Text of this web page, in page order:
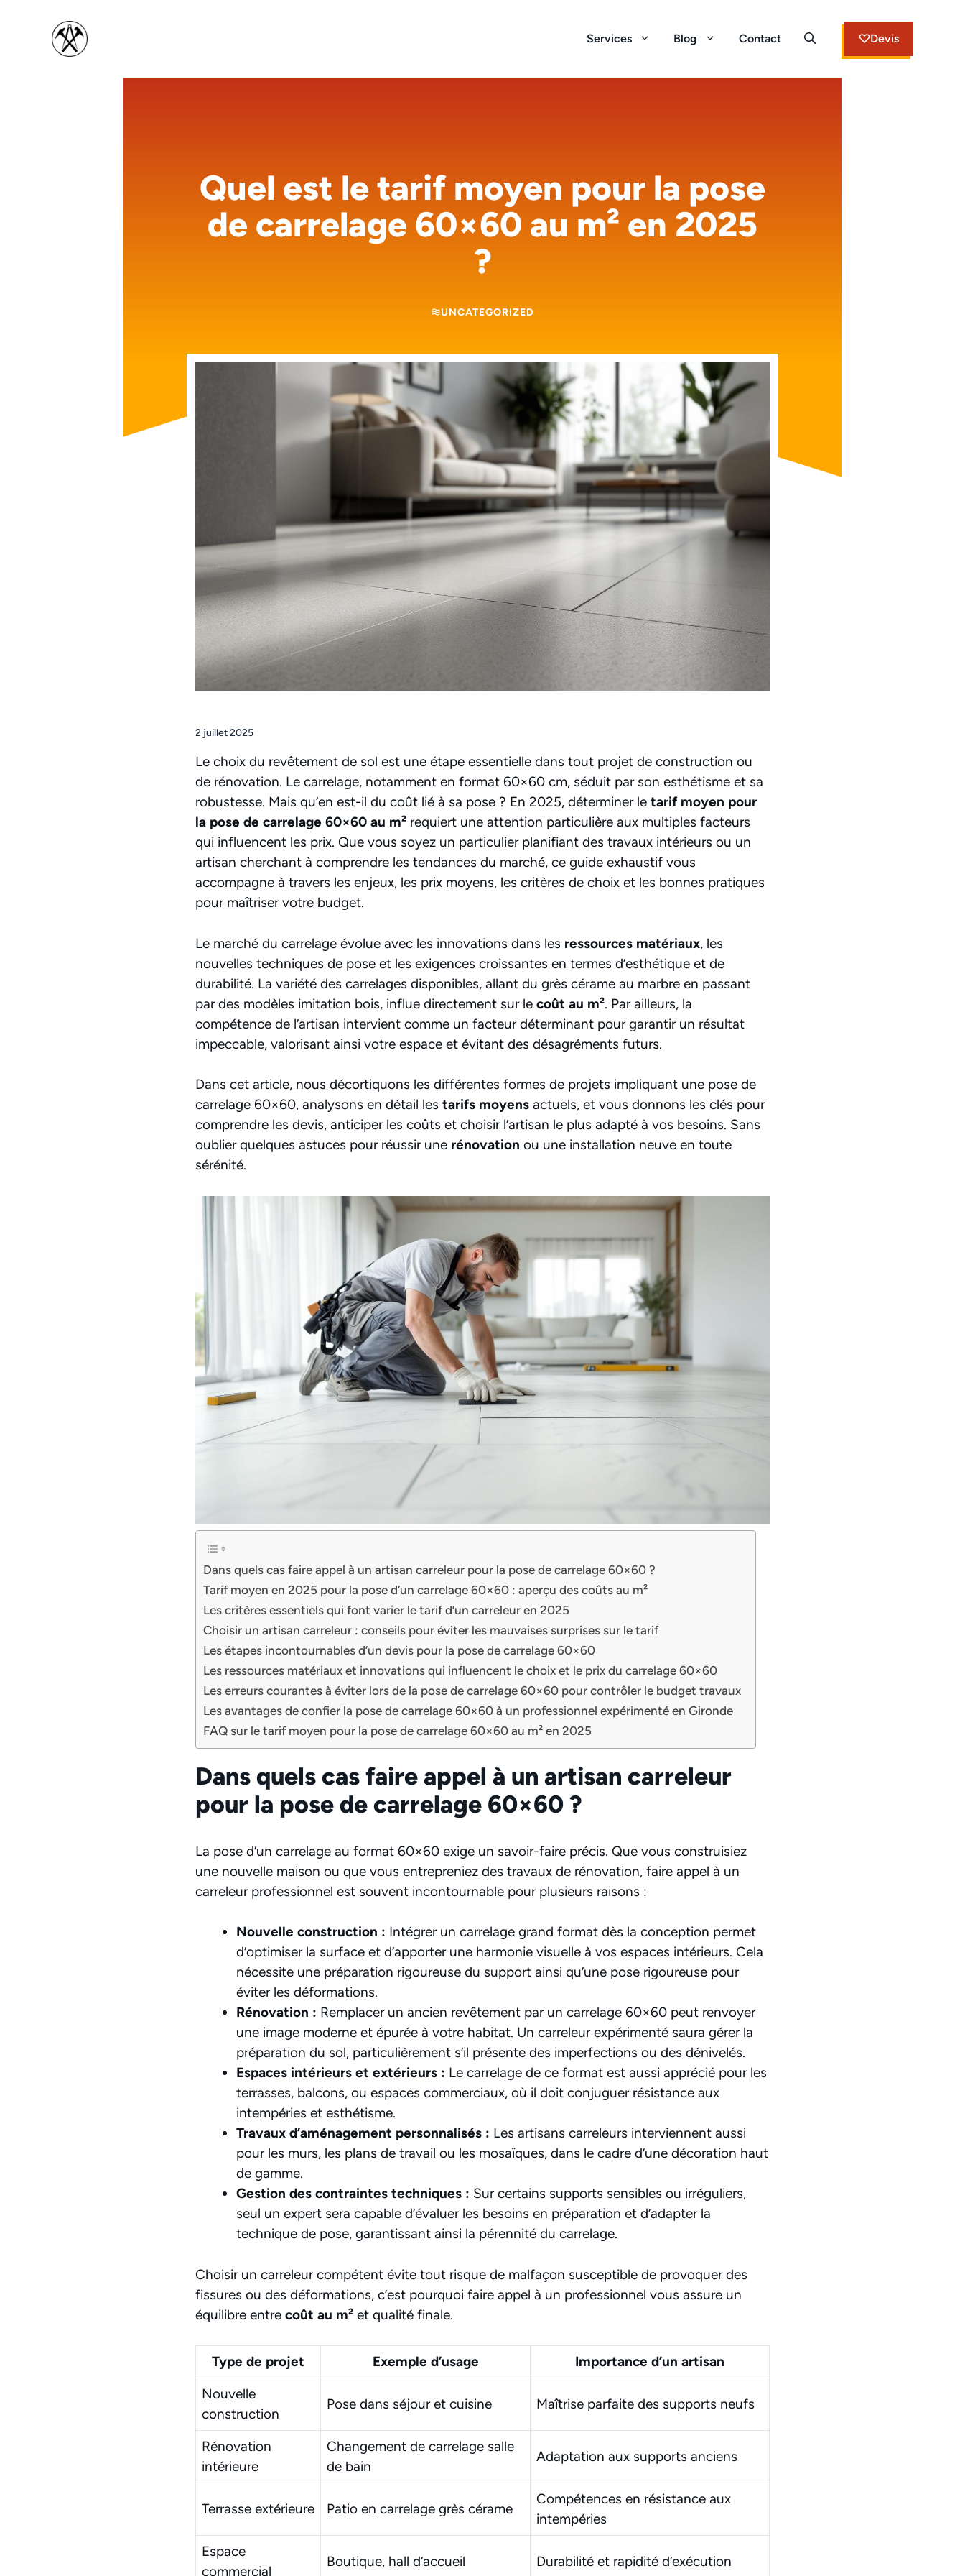
Services Blog Contact Devis
Quel est le tarif moyen pour la pose
de carrelage 60×60 au m² en 2025
?
UNCATEGORIZED
2 juillet 2025
Le choix du revêtement de sol est une étape essentielle dans tout projet de construction ou
de rénovation. Le carrelage, notamment en format 60×60 cm, séduit par son esthétisme et sa
robustesse. Mais qu’en est-il du coût lié à sa pose ? En 2025, déterminer le tarif moyen pour
la pose de carrelage 60×60 au m² requiert une attention particulière aux multiples facteurs
qui influencent les prix. Que vous soyez un particulier planifiant des travaux intérieurs ou un
artisan cherchant à comprendre les tendances du marché, ce guide exhaustif vous
accompagne à travers les enjeux, les prix moyens, les critères de choix et les bonnes pratiques
pour maîtriser votre budget.
Le marché du carrelage évolue avec les innovations dans les ressources matériaux, les
nouvelles techniques de pose et les exigences croissantes en termes d’esthétique et de
durabilité. La variété des carrelages disponibles, allant du grès cérame au marbre en passant
par des modèles imitation bois, influe directement sur le coût au m². Par ailleurs, la
compétence de l’artisan intervient comme un facteur déterminant pour garantir un résultat
impeccable, valorisant ainsi votre espace et évitant des désagréments futurs.
Dans cet article, nous décortiquons les différentes formes de projets impliquant une pose de
carrelage 60×60, analysons en détail les tarifs moyens actuels, et vous donnons les clés pour
comprendre les devis, anticiper les coûts et choisir l’artisan le plus adapté à vos besoins. Sans
oublier quelques astuces pour réussir une rénovation ou une installation neuve en toute
sérénité.
Dans quels cas faire appel à un artisan carreleur pour la pose de carrelage 60×60 ?
Tarif moyen en 2025 pour la pose d’un carrelage 60×60 : aperçu des coûts au m²
Les critères essentiels qui font varier le tarif d’un carreleur en 2025
Choisir un artisan carreleur : conseils pour éviter les mauvaises surprises sur le tarif
Les étapes incontournables d’un devis pour la pose de carrelage 60×60
Les ressources matériaux et innovations qui influencent le choix et le prix du carrelage 60×60
Les erreurs courantes à éviter lors de la pose de carrelage 60×60 pour contrôler le budget travaux
Les avantages de confier la pose de carrelage 60×60 à un professionnel expérimenté en Gironde
FAQ sur le tarif moyen pour la pose de carrelage 60×60 au m² en 2025
Dans quels cas faire appel à un artisan carreleur
pour la pose de carrelage 60×60 ?
La pose d’un carrelage au format 60×60 exige un savoir-faire précis. Que vous construisiez
une nouvelle maison ou que vous entrepreniez des travaux de rénovation, faire appel à un
carreleur professionnel est souvent incontournable pour plusieurs raisons :
Nouvelle construction : Intégrer un carrelage grand format dès la conception permet
d’optimiser la surface et d’apporter une harmonie visuelle à vos espaces intérieurs. Cela
nécessite une préparation rigoureuse du support ainsi qu’une pose rigoureuse pour
éviter les déformations.
Rénovation : Remplacer un ancien revêtement par un carrelage 60×60 peut renvoyer
une image moderne et épurée à votre habitat. Un carreleur expérimenté saura gérer la
préparation du sol, particulièrement s’il présente des imperfections ou des dénivelés.
Espaces intérieurs et extérieurs : Le carrelage de ce format est aussi apprécié pour les
terrasses, balcons, ou espaces commerciaux, où il doit conjuguer résistance aux
intempéries et esthétisme.
Travaux d’aménagement personnalisés : Les artisans carreleurs interviennent aussi
pour les murs, les plans de travail ou les mosaïques, dans le cadre d’une décoration haut
de gamme.
Gestion des contraintes techniques : Sur certains supports sensibles ou irréguliers,
seul un expert sera capable d’évaluer les besoins en préparation et d’adapter la
technique de pose, garantissant ainsi la pérennité du carrelage.
Choisir un carreleur compétent évite tout risque de malfaçon susceptible de provoquer des
fissures ou des déformations, c’est pourquoi faire appel à un professionnel vous assure un
équilibre entre coût au m² et qualité finale.
Type de projet Exemple d’usage
Importance d’un artisan
Nouvelle
construction
Pose dans séjour et cuisine Maîtrise parfaite des supports neufs
Rénovation
intérieure
Changement de carrelage salle
de bain
Adaptation aux supports anciens
Terrasse extérieure Patio en carrelage grès cérame
Compétences en résistance aux
intempéries
Espace
commercial
Boutique, hall d’accueil Durabilité et rapidité d’exécution